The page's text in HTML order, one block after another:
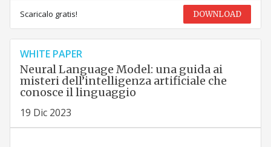
Scaricalo gratis! DOWNLOAD
WHITE PAPER
Neural Language Model: una guida ai
misteri dell’intelligenza artificiale che
conosce il linguaggio
19 Dic 2023